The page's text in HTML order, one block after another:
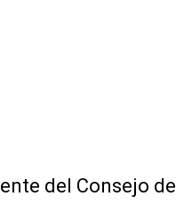
del Consejo de